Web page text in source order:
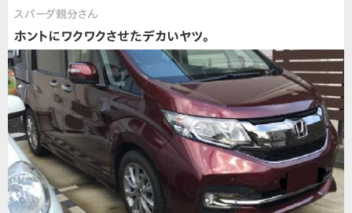
スパーダ親分さん
ホントにワクワクさせたデカいヤツ。